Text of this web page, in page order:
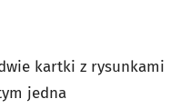
kartki z rysunkami
jedna